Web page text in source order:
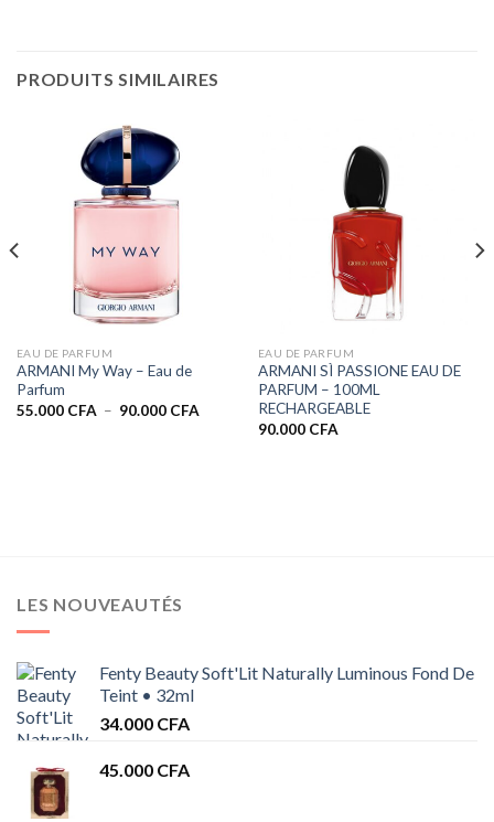
PRODUITS SIMILAIRES
EAU DE PARFUM
ARMANI My Way – Eau de
Parfum
55.000 CFA – 90.000 CFAPlage
EAU DE PARFUM
ARMANI SÌ PASSIONE EAU DE
PARFUM – 100ML
RECHARGEABLE
90.000 CFA
LES NOUVEAUTÉS
Fenty Beauty Soft'Lit Naturally Luminous Fond De
Teint • 32ml
34.000 CFA
45.000 CFA